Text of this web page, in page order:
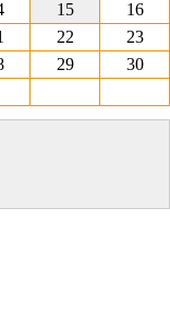
15
16
22
23
29
30